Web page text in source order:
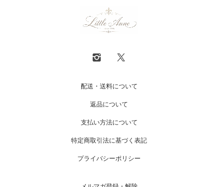
配送・送料について
返品について
支払い方法について
特定商取引法に基づく表記
プライバシーポリシー